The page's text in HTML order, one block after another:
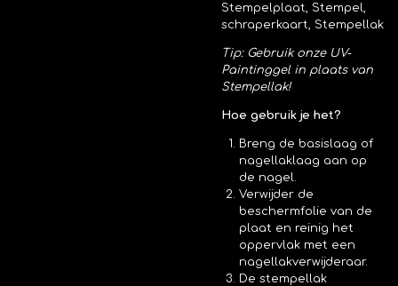
Stempelplaat, Stempel,
schraperkaart, Stempellak
Tip: Gebruik onze UV-
Paintinggel in plaats van
Stempellak!
Hoe gebruik je het?
Breng de basislaag of
nagellaklaag aan op
de nagel.
Verwijder de
beschermfolie van de
plaat en reinig het
oppervlak met een
nagellakverwijderaar.
De stempellak